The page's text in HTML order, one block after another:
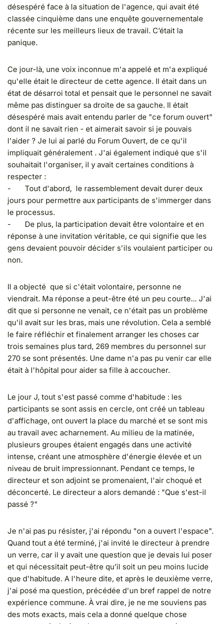
désespéré face à la situation de l'agence, qui avait été
classée cinquième dans une enquête gouvernementale
récente sur les meilleurs lieux de travail. C’était la
panique.
Ce jour-là, une voix inconnue m'a appelé et m'a expliqué
qu'elle était le directeur de cette agence. Il était dans un
état de désarroi total et pensait que le personnel ne savait
même pas distinguer sa droite de sa gauche. Il était
désespéré mais avait entendu parler de "ce forum ouvert"
dont il ne savait rien - et aimerait savoir si je pouvais
l'aider ? Je lui ai parlé du Forum Ouvert, de ce qu'il
impliquait généralement . J'ai également indiqué que s'il
souhaitait l'organiser, il y avait certaines conditions à
respecter :
- Tout d'abord, le rassemblement devait durer deux
jours pour permettre aux participants de s'immerger dans
le processus.
- De plus, la participation devait être volontaire et en
réponse à une invitation véritable, ce qui signifie que les
gens devaient pouvoir décider s'ils voulaient participer ou
non.
Il a objecté que si c'était volontaire, personne ne
viendrait. Ma réponse a peut-être été un peu courte... J'ai
dit que si personne ne venait, ce n'était pas un problème
qu'il avait sur les bras, mais une révolution. Cela a semblé
le faire réfléchir et finalement arranger les choses car
trois semaines plus tard, 269 membres du personnel sur
270 se sont présentés. Une dame n'a pas pu venir car elle
était à l'hôpital pour aider sa fille à accoucher.
Le jour J, tout s'est passé comme d'habitude : les
participants se sont assis en cercle, ont créé un tableau
d'affichage, ont ouvert la place du marché et se sont mis
au travail avec acharnement. Au milieu de la matinée,
plusieurs groupes étaient engagés dans une activité
intense, créant une atmosphère d'énergie élevée et un
niveau de bruit impressionnant. Pendant ce temps, le
directeur et son adjoint se promenaient, l'air choqué et
déconcerté. Le directeur a alors demandé : "Que s'est-il
passé ?"
Je n'ai pas pu résister, j'ai répondu "on a ouvert l'espace".
Quand tout a été terminé, j'ai invité le directeur à prendre
un verre, car il y avait une question que je devais lui poser
et qui nécessitait peut-être qu’il soit un peu moins lucide
que d'habitude. A l'heure dite, et après le deuxième verre,
j'ai posé ma question, précédée d'un bref rappel de notre
expérience commune. À vrai dire, je ne me souviens pas
des mots exacts, mais cela a donné quelque chose